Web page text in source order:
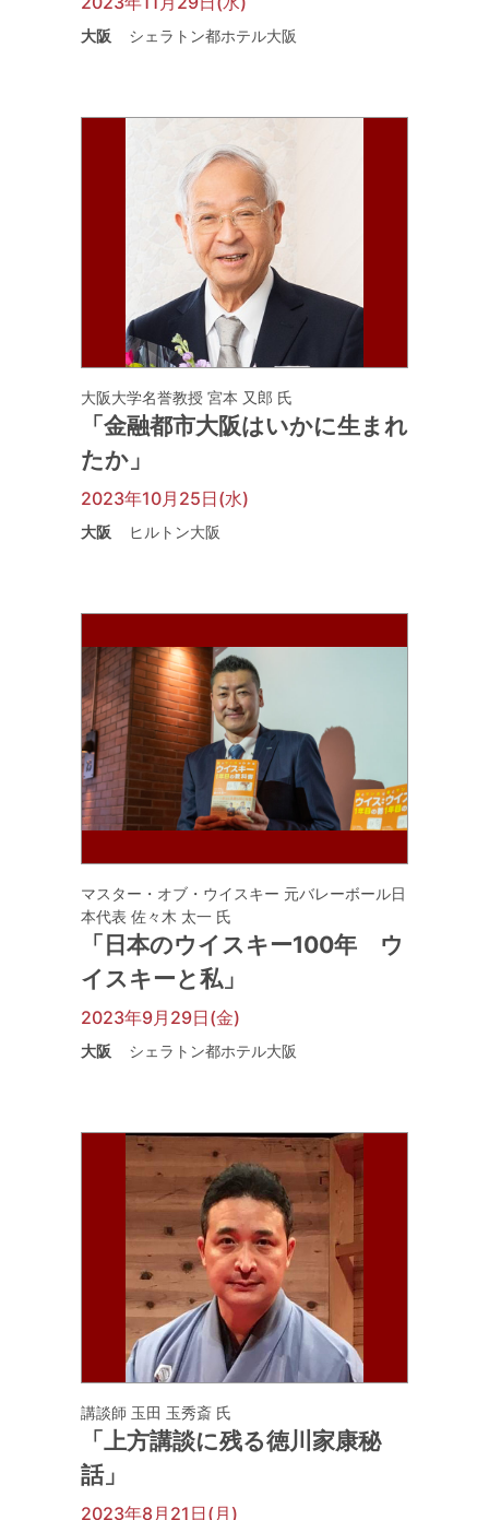
大阪 シェラトン都ホテル大阪
大阪大学名誉教授 宮本 又郎 氏
「金融都市大阪はいかに生まれ
たか」
2023年10月25日(水)
大阪 ヒルトン大阪
マスター・オブ・ウイスキー 元バレーボール日
本代表 佐々木 太一 氏
「日本のウイスキー100年 ウ
イスキーと私」
2023年9月29日(金)
大阪 シェラトン都ホテル大阪
講談師 玉田 玉秀斎 氏
「上方講談に残る徳川家康秘
話」
2023年8月21日(月)